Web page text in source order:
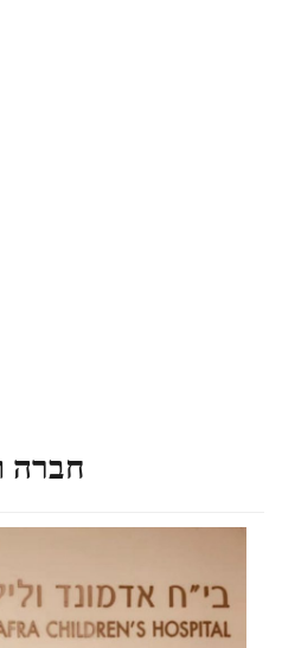
חברה